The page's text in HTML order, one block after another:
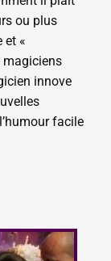
ou plus
et «
magiciens
innove
facile